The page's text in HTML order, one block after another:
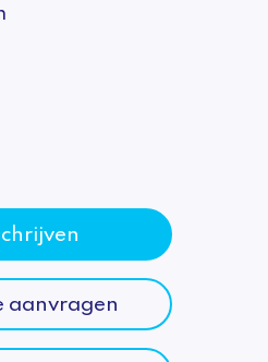
aanvragen